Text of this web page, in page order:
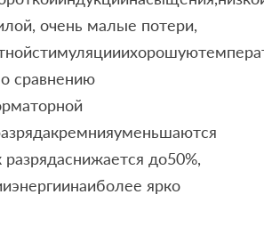
очень малые потери,
сравнению
до50%,
ярко